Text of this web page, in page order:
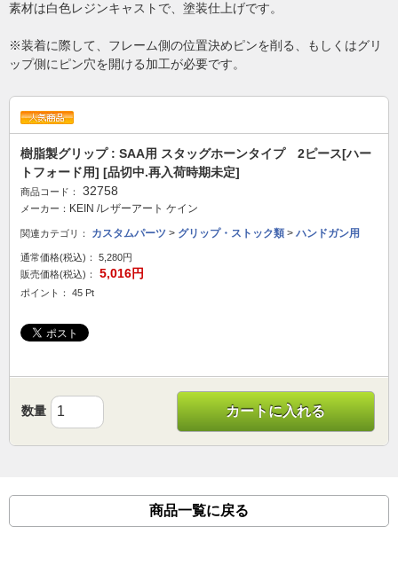
素材は白色レジンキャストで、塗装仕上げです。
※装着に際して、フレーム側の位置決めピンを削る、もしくはグリ
ップ側にピン穴を開ける加工が必要です。
樹脂製グリップ : SAA用 スタッグホーンタイプ 2ピース[ハー
トフォード用] [品切中.再入荷時期未定]
商品コード： 32758
メーカー： KEIN /レザーアート ケイン
関連カテゴリ： カスタムパーツ > グリップ・ストック類 > ハンドガン用
通常価格(税込)：
5,280円
販売価格(税込)：
5,016円
ポイント： 45 Pt
数量 カートに入れる
商品一覧に戻る